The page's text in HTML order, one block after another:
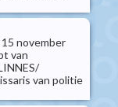
november
van
van politie